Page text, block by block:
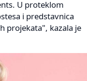
U proteklom
i predstavnica
projekata", kazala je